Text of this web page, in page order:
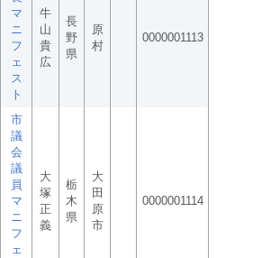
マ
ニ
フ
ェ
ス
ト
牛
山
貴
広
長
野
県
原
村
0000001113
市
議
会
議
員
マ
ニ
フ
ェ
大
塚
正
義
栃
木
県
大
田
原
市
0000001114